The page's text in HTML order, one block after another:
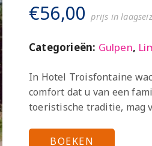
€56,00 prijs in
Categorieën: Gulpen,
In Hotel Troisfontaine
comfort dat u van een
toeristische traditie, mag
BOEKEN